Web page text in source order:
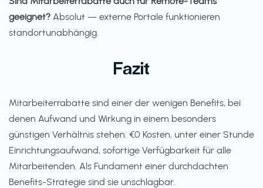
geeignet? Absolut — externe Portale funktionieren
standortunabhängig.
Fazit
Mitarbeiterrabatte sind einer der wenigen Benefits, bei
denen Aufwand und Wirkung in einem besonders
günstigen Verhältnis stehen. €0 Kosten, unter einer Stunde
Einrichtungsaufwand, sofortige Verfügbarkeit für alle
Mitarbeitenden. Als Fundament einer durchdachten
Benefits-Strategie sind sie unschlagbar.